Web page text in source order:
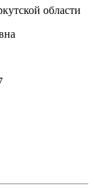
области